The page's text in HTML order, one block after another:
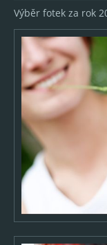
Flyball
Další psí
Jiná
Kočky
Mláďata
Ostatní
Děti a
Výběr fotek za rok